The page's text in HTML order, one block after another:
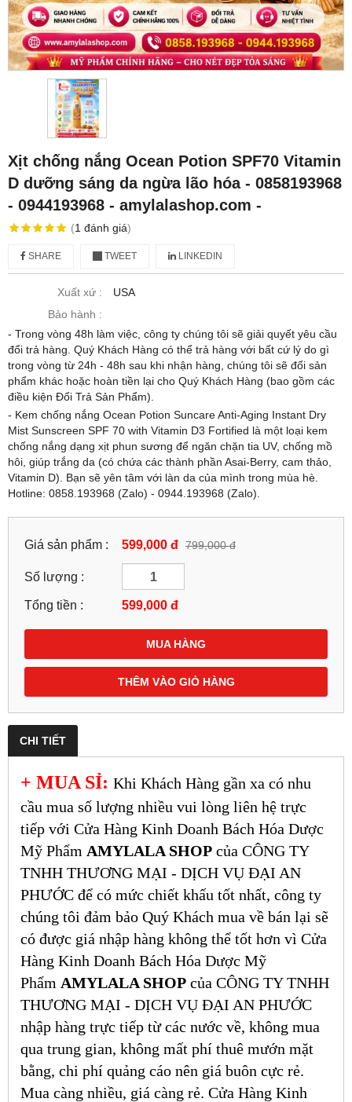
Xịt chống nắng Ocean Potion SPF70 Vitamin
D dưỡng sáng da ngừa lão hóa - 0858193968
- 0944193968 - amylalashop.com -
(1 đánh giá)
SHARE TWEET LINKEDIN
Xuất xứ :
USA
Bảo hành :
- Trong vòng 48h làm việc, công ty chúng tôi sẽ giải quyết yêu cầu
đổi trả hàng. Quý Khách Hàng có thể trả hàng với bất cứ lý do gì
trong vòng từ 24h - 48h sau khi nhận hàng, chúng tôi sẽ đổi sản
phẩm khác hoặc hoàn tiền lại cho Quý Khách Hàng (bao gồm các
điều kiện Đổi Trả Sản Phẩm).
- Kem chống nắng Ocean Potion Suncare Anti-Aging Instant Dry
Mist Sunscreen SPF 70 with Vitamin D3 Fortified là một loại kem
chống nắng dạng xịt phun sương để ngăn chặn tia UV, chống mồ
hôi, giúp trắng da (có chứa các thành phần Asai-Berry, cam thảo,
Vitamin D). Bạn sẽ yên tâm với làn da của mình trong mùa hè.
Hotline: 0858.193968 (Zalo) - 0944.193968 (Zalo).
Giá sản phẩm : 599,000 đ 799,000 đ
Số lượng :
Tổng tiền : 599,000 đ
MUA HÀNG
THÊM VÀO GIỎ HÀNG
CHI TIẾT
+ MUA SỈ: Khi Khách Hàng gần xa có nhu
cầu mua số lượng nhiều vui lòng liên hệ trực
tiếp với Cửa Hàng Kinh Doanh Bách Hóa Dược
Mỹ Phẩm AMYLALA SHOP của CÔNG TY
TNHH THƯƠNG MẠI - DỊCH VỤ ĐẠI AN
PHƯỚC để có mức chiết khấu tốt nhất, công ty
chúng tôi đảm bảo Quý Khách mua về bán lại sẽ
có được giá nhập hàng không thể tốt hơn vì Cửa
Hàng Kinh Doanh Bách Hóa Dược Mỹ
Phẩm AMYLALA SHOP của CÔNG TY TNHH
THƯƠNG MẠI - DỊCH VỤ ĐẠI AN PHƯỚC
nhập hàng trực tiếp từ các nước về, không mua
qua trung gian, không mất phí thuê mướn mặt
bằng, chi phí quảng cáo nên giá buôn cực rẻ.
Mua càng nhiều, giá càng rẻ. Cửa Hàng Kinh